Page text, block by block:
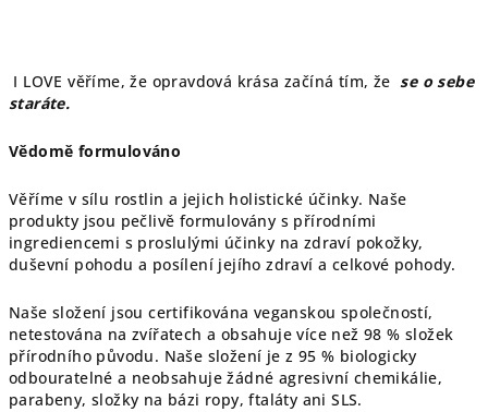
I LOVE věříme, že opravdová krása začíná tím, žese o sebe
staráte.
Vědomě formulováno
Věříme v sílu rostlin a jejich holistické účinky. Naše
produkty jsou pečlivě formulovány s přírodními
ingrediencemi s proslulými účinky na zdraví pokožky,
duševní pohodu a posílení jejího zdraví a celkové pohody.
Naše složení jsou certifikována veganskou společností,
netestována na zvířatech a obsahuje více než 98 % složek
přírodního původu. Naše složení je z 95 % biologicky
odbouratelné a neobsahuje žádné agresivní chemikálie,
parabeny, složky na bázi ropy, ftaláty ani SLS.